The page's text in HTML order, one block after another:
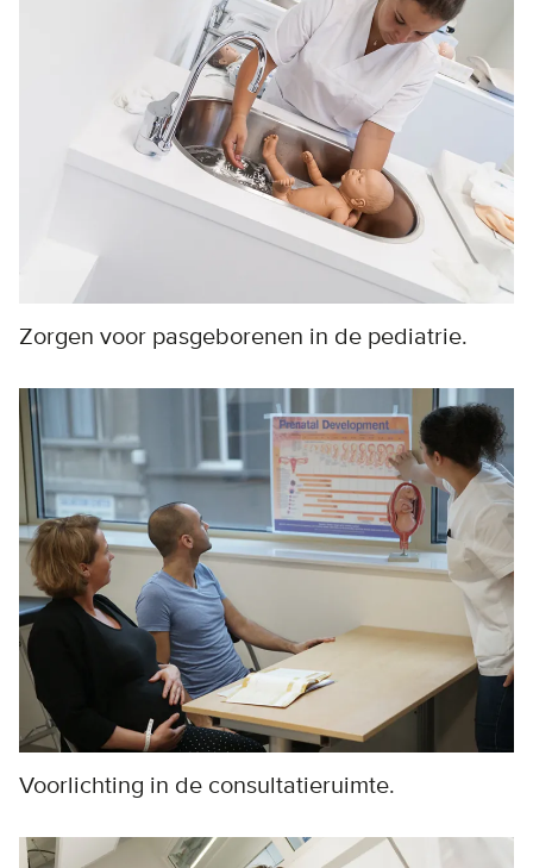
Zorgen voor pasgeborenen in de pediatrie.
Voorlichting in de consultatieruimte.